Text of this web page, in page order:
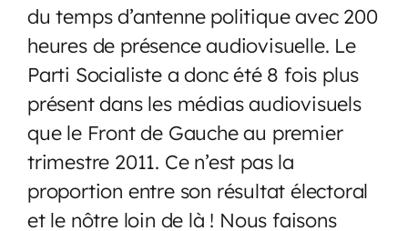
du temps d’antenne politique avec 200
heures de présence audiovisuelle. Le
Parti Socialiste a donc été 8 fois plus
présent dans les médias audiovisuels
que le Front de Gauche au premier
trimestre 2011. Ce n’est pas la
proportion entre son résultat électoral
et le nôtre loin de là ! Nous faisons